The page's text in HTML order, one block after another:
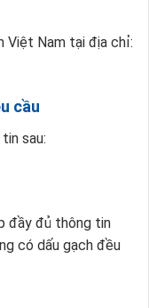
Việt Nam tại địa chỉ:
cầu
sau:
đầy đủ thông tin
có dấu gạch đều